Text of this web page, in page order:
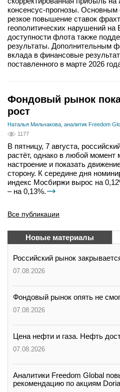
консенсус-прогнозы.
резкое повышение ставок
геополитических нарушений
доступности флота также
результаты. Дополнительным
вклада в финансовые
поставленного в марте 2026
Фондовый рынок
рост
Наталья Мильчакова, аналитик Freedom
1177
В пятницу, 7 августа,
растёт, однако в любой момент
настроение и показать
сторону. К середине дня
индекс Мосбиржи вырос на
– на 0,13%.
Все публикации
Новые материалы
Российский рынок
07.08.2026
Фондовый рынок опять не
07.08.2026
Цена нефти и газа. Нефть
07.08.2026
Аналитики Freedom Global
рекомендацию по акциям